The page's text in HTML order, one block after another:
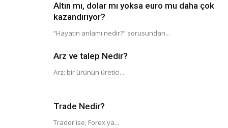
Altın mı, dolar mı yoksa euro mu daha çok
kazandırıyor?
“Hayatın anlamı nedir?” sorusundan...
Arz ve talep Nedir?
Arz; bir ürünün üretici...
Trade Nedir?
Trader ise; Forex ya...